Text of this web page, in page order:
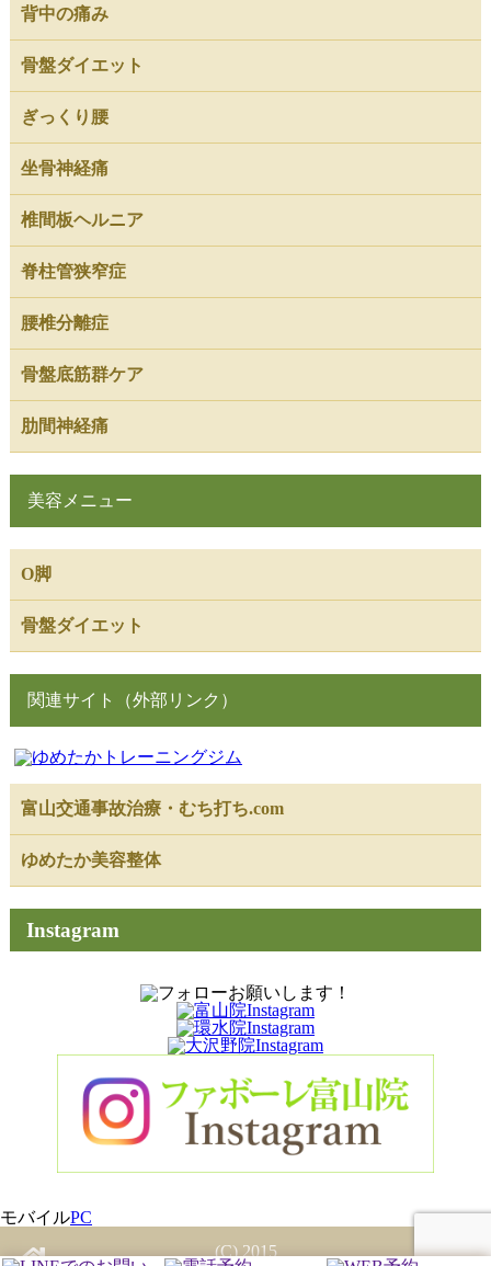
背中の痛み
骨盤ダイエット
ぎっくり腰
坐骨神経痛
椎間板ヘルニア
脊柱管狭窄症
腰椎分離症
骨盤底筋群ケア
肋間神経痛
美容メニュー
O脚
骨盤ダイエット
関連サイト（外部リンク）
富山交通事故治療・むち打ち.com
ゆめたか美容整体
Instagram
モバイルPC
(C) 2015